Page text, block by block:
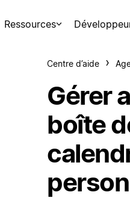
Ressources
Centre d’aide
Gérer
boîte